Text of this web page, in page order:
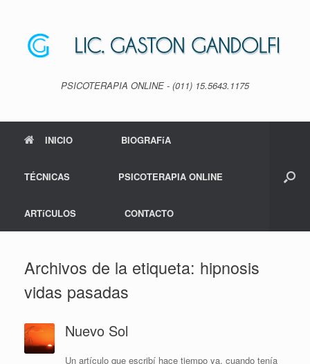
contenido
PSICOTERAPIA ONLINE - (011) 15.5643.1175
INICIO BIOGRAFíA
TÉCNICAS PSICOTERAPIA ONLINE
ARTíCULOS CONTACTO
Archivos de la etiqueta: hipnosis
vidas pasadas
Nuevo Sol
Un artículo que escribí­ hace tiempo ya, cuando tení­a